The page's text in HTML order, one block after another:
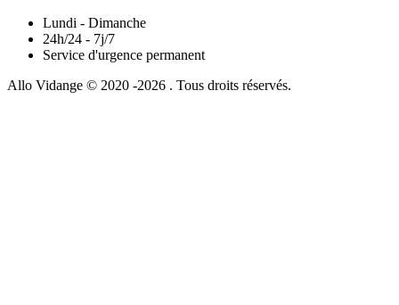
Lundi - Dimanche
24h/24 - 7j/7
Service d'urgence permanent
Allo Vidange © 2020 -2026 . Tous droits réservés.